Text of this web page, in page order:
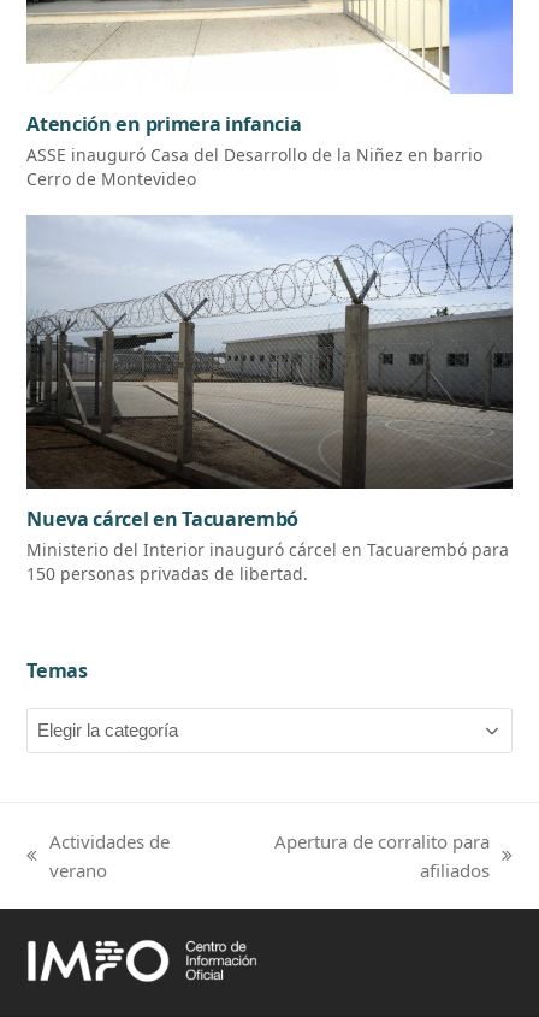
Atención en primera infancia
ASSE inauguró Casa del Desarrollo de la Niñez en barrio
Cerro de Montevideo
Nueva cárcel en Tacuarembó
Ministerio del Interior inauguró cárcel en Tacuarembó para
150 personas privadas de libertad.
Temas
Temas
previous
Actividades de
verano
Apertura de corralito para
afiliados